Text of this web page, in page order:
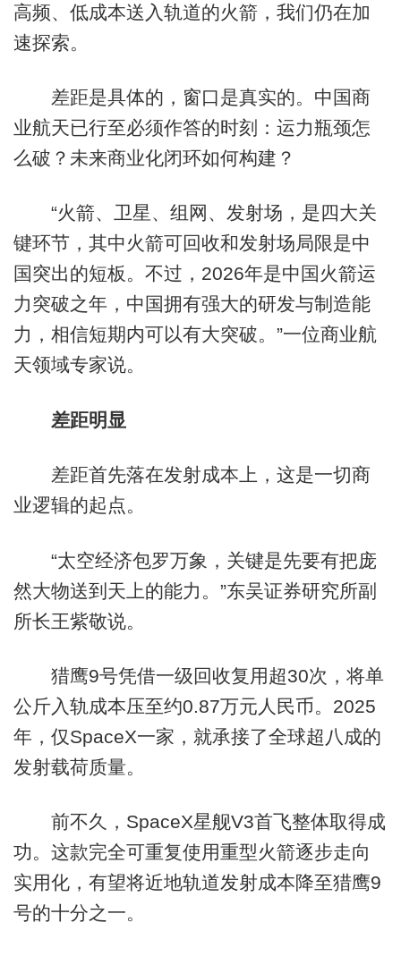
高频、低成本送入轨道的火箭，我们仍在加
速探索。
差距是具体的，窗口是真实的。中国商
业航天已行至必须作答的时刻：运力瓶颈怎
么破？未来商业化闭环如何构建？
“火箭、卫星、组网、发射场，是四大关
键环节，其中火箭可回收和发射场局限是中
国突出的短板。不过，2026年是中国火箭运
力突破之年，中国拥有强大的研发与制造能
力，相信短期内可以有大突破。”一位商业航
天领域专家说。
差距明显
差距首先落在发射成本上，这是一切商
业逻辑的起点。
“太空经济包罗万象，关键是先要有把庞
然大物送到天上的能力。”东吴证券研究所副
所长王紫敬说。
猎鹰9号凭借一级回收复用超30次，将单
公斤入轨成本压至约0.87万元人民币。2025
年，仅SpaceX一家，就承接了全球超八成的
发射载荷质量。
前不久，SpaceX星舰V3首飞整体取得成
功。这款完全可重复使用重型火箭逐步走向
实用化，有望将近地轨道发射成本降至猎鹰9
号的十分之一。